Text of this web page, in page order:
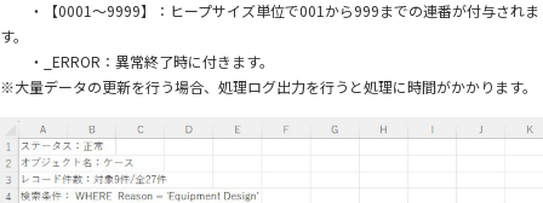
・【0001～9999】：ヒープサイズ単位で001から999までの連番が付与されま
す。
・_ERROR：異常終了時に付きます。
※大量データの更新を行う場合、処理ログ出力を行うと処理に時間がかかります。